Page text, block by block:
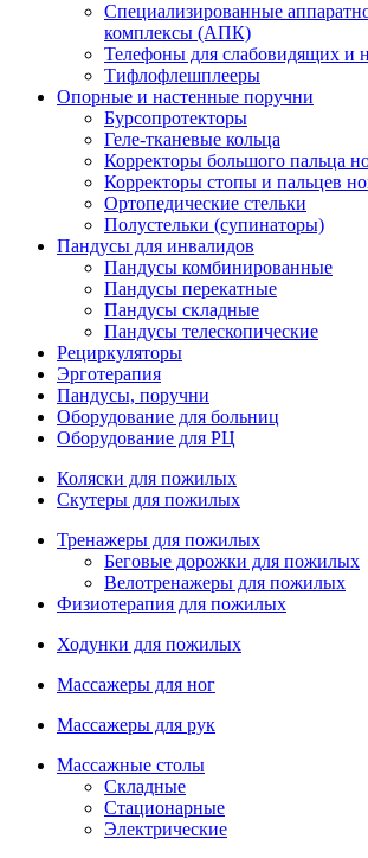
Специализированные
комплексы (АПК)
Телефоны для слабовидящих и
Тифлофлешплееры
Опорные и настенные поручни
Бурсопротекторы
Геле-тканевые кольца
Корректоры большого пальца
Корректоры стопы и пальцев
Ортопедические стельки
Полустельки (супинаторы)
Пандусы для инвалидов
Пандусы комбинированные
Пандусы перекатные
Пандусы складные
Пандусы телескопические
Рециркуляторы
Эрготерапия
Пандусы, поручни
Оборудование для больниц
Оборудование для РЦ
Коляски для пожилых
Скутеры для пожилых
Тренажеры для пожилых
Беговые дорожки для пожилых
Велотренажеры для пожилых
Физиотерапия для пожилых
Ходунки для пожилых
Массажеры для ног
Массажеры для рук
Массажные столы
Складные
Стационарные
Электрические